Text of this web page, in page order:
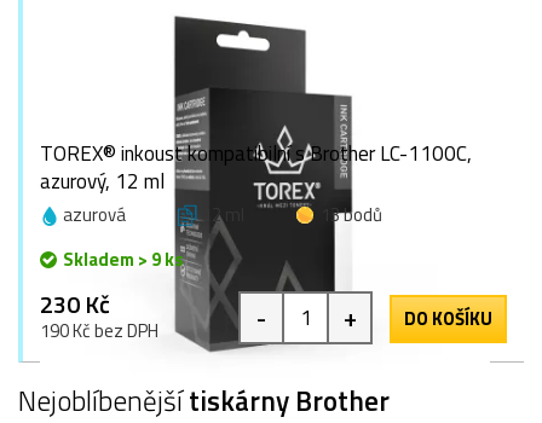
TOREX® inkoust kompatibilní s Brother LC-1100C,
azurový, 12 ml
azurová 12 ml
13 bodů
Skladem > 9 ks
230 Kč
190 Kč bez DPH - + DO KOŠÍKU
Nejoblíbenějšítiskárny Brother